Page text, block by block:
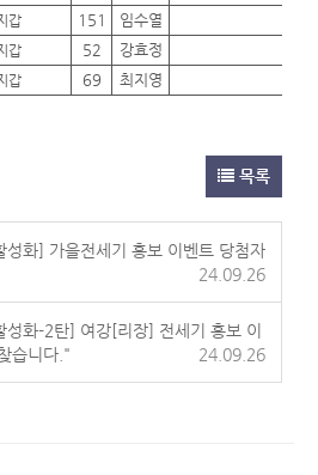
갑 151 임수열
갑 52 강효정
갑 69 최지영
목록
성화] 가을전세기 홍보 이벤트 당첨자
24.09.26
성화-2탄] 여강[리장] 전세기 홍보 이
습니다."
24.09.26